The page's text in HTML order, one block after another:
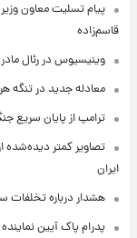
پیام تسلیت معاون
قاسم‌زاده
وینیسیوس در رئال
معادله جدید در تنگه
ترامپ از پایان سریع
تصاویر کمتر دیده‌شده
ایران
هشدار درباره تخلفات
پدرام پاک آیین